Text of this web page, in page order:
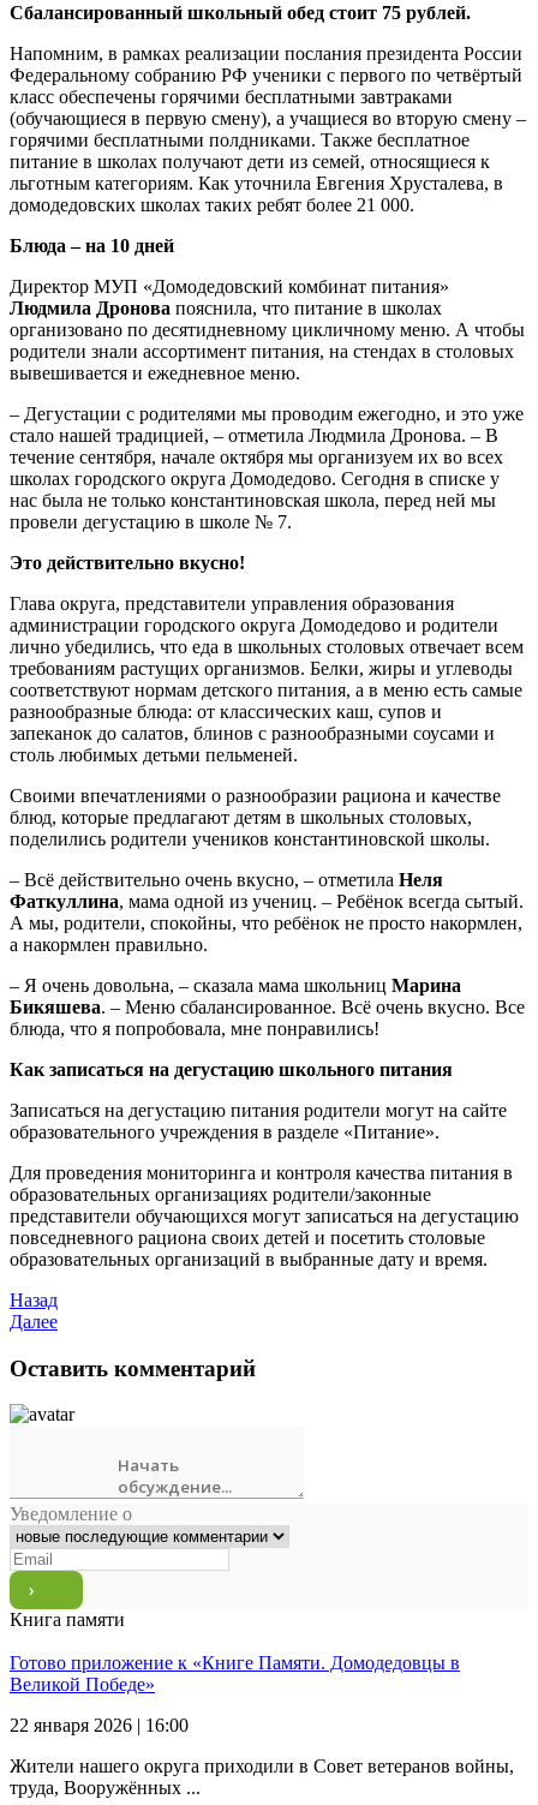
Сбалансированный школьный обед стоит 75 рублей.
Напомним, в рамках реализации послания президента России
Федеральному собранию РФ ученики с первого по четвёртый
класс обеспечены горячими бесплатными завтраками
(обучающиеся в первую смену), а учащиеся во вторую смену –
горячими бесплатными полдниками. Также бесплатное
питание в школах получают дети из семей, относящиеся к
льготным категориям. Как уточнила Евгения Хрусталева, в
домодедовских школах таких ребят более 21 000.
Блюда – на 10 дней
Директор МУП «Домодедовский комбинат питания»
Людмила Дронова пояснила, что питание в школах
организовано по десятидневному цикличному меню. А чтобы
родители знали ассортимент питания, на стендах в столовых
вывешивается и ежедневное меню.
– Дегустации с родителями мы проводим ежегодно, и это уже
стало нашей традицией, – отметила Людмила Дронова. – В
течение сентября, начале октября мы организуем их во всех
школах городского округа Домодедово. Сегодня в списке у
нас была не только константиновская школа, перед ней мы
провели дегустацию в школе № 7.
Это действительно вкусно!
Глава округа, представители управления образования
администрации городского округа Домодедово и родители
лично убедились, что еда в школьных столовых отвечает всем
требованиям растущих организмов. Белки, жиры и углеводы
соответствуют нормам детского питания, а в меню есть самые
разнообразные блюда: от классических каш, супов и
запеканок до салатов, блинов с разнообразными соусами и
столь любимых детьми пельменей.
Своими впечатлениями о разнообразии рациона и качестве
блюд, которые предлагают детям в школьных столовых,
поделились родители учеников константиновской школы.
– Всё действительно очень вкусно, – отметила Неля
Фаткуллина, мама одной из учениц. – Ребёнок всегда сытый.
А мы, родители, спокойны, что ребёнок не просто накормлен,
а накормлен правильно.
– Я очень довольна, – сказала мама школьниц Марина
Бикяшева. – Меню сбалансированное. Всё очень вкусно. Все
блюда, что я попробовала, мне понравились!
Как записаться на дегустацию школьного питания
Записаться на дегустацию питания родители могут на сайте
образовательного учреждения в разделе «Питание».
Для проведения мониторинга и контроля качества питания в
образовательных организациях родители/законные
представители обучающихся могут записаться на дегустацию
повседневного рациона своих детей и посетить столовые
образовательных организаций в выбранные дату и время.
Назад
Далее
Оставить комментарий
Уведомление о
Книга памяти
Готово приложение к «Книге Памяти. Домодедовцы в
Великой Победе»
22 января 2026 | 16:00
Жители нашего округа приходили в Совет ветеранов войны,
труда, Вооружённых ...